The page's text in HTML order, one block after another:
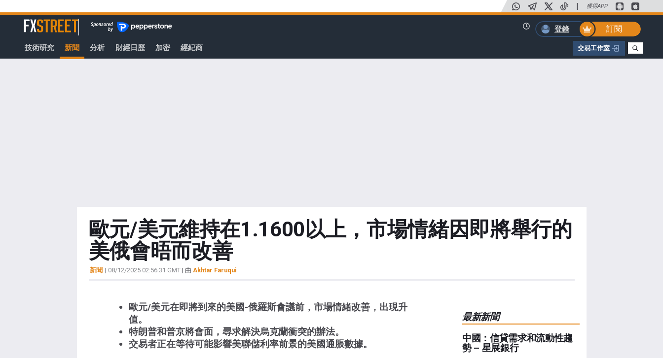
至
容
| 獲得APP
FXStreet
登錄
訂閱
技術研究 新聞 分析 財經日歷 加密 經紀商 交易工作室
歐元/美元維持在1.1600以上，市場情緒因即將舉行的
美俄會晤而改善
新聞 | 08/12/2025 02:56:31 GMT| 由 Akhtar Faruqui
歐元/美元在即將到來的美國-俄羅斯會議前，市場情緒改善，出現升
值。
特朗普和普京將會面，尋求解決烏克蘭衝突的辦法。
交易者正在等待可能影響美聯儲利率前景的美國通脹數據。
最新新聞
中國：信貸需求和流動性趨
勢 – 星展銀行